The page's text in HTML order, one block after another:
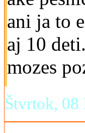
ani ja to
aj 10
mozes
Štvrtok, 08